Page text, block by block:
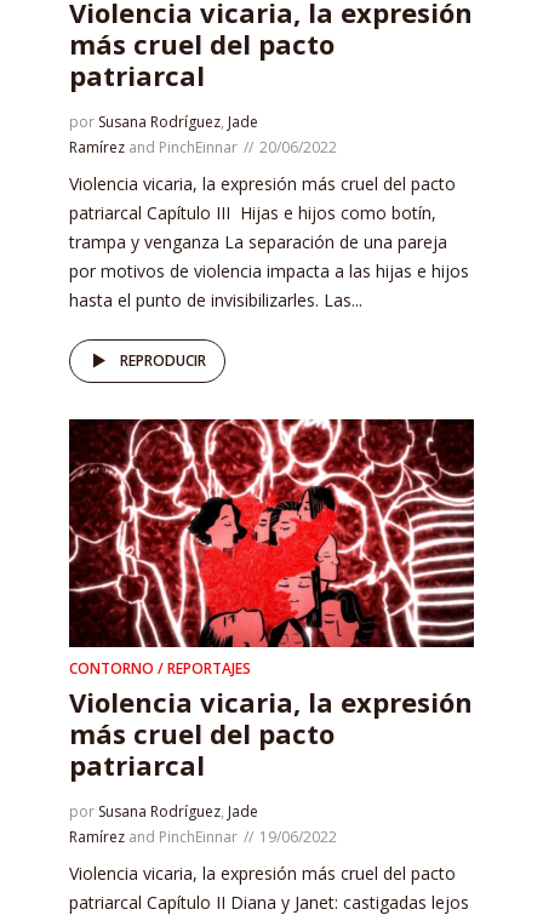
Violencia vicaria, la expresión
más cruel del pacto
patriarcal
por Susana Rodríguez, Jade
Ramírez and PinchEinnar 20/06/2022
Violencia vicaria, la expresión más cruel del pacto
patriarcal Capítulo III Hijas e hijos como botín,
trampa y venganza La separación de una pareja
por motivos de violencia impacta a las hijas e hijos
hasta el punto de invisibilizarles. Las...
REPRODUCIR
CONTORNO / REPORTAJES
Violencia vicaria, la expresión
más cruel del pacto
patriarcal
por Susana Rodríguez, Jade
Ramírez and PinchEinnar 19/06/2022
Violencia vicaria, la expresión más cruel del pacto
patriarcal Capítulo II Diana y Janet: castigadas lejos